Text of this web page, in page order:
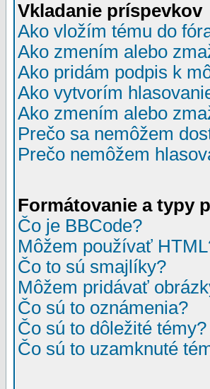
Vkladanie príspevkov
Ako vložím tému do
Ako zmením alebo
Ako pridám podpis k
Ako vytvorím
Ako zmením alebo
Prečo sa nemôžem
Prečo nemôžem
Formátovanie a typy
Čo je BBCode?
Môžem používať
Čo to sú smajlíky?
Môžem pridávať
Čo sú to oznámenia?
Čo sú to dôležité témy?
Čo sú to uzamknuté